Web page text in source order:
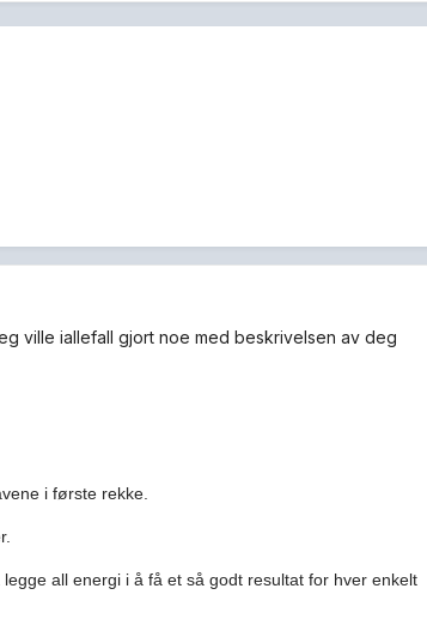
ville iallefall gjort noe med beskrivelsen av deg
i første rekke.
all energi i å få et så godt resultat for hver enkelt